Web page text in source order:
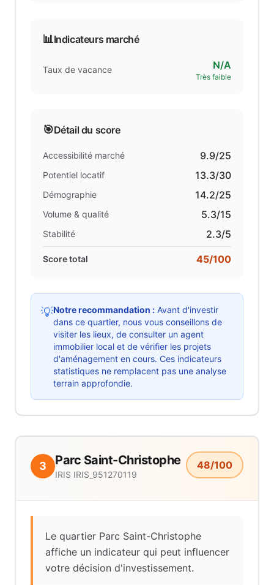
📊Indicateurs marché
Taux de vacance N/A
Très faible
🎯Détail du score
Accessibilité marché 9.9/25
Potentiel locatif 13.3/30
Démographie 14.2/25
Volume & qualité 5.3/15
Stabilité 2.3/5
Score total 45/100
💡Notre recommandation : Avant d'investir
dans ce quartier, nous vous conseillons de
visiter les lieux, de consulter un agent
immobilier local et de vérifier les projets
d'aménagement en cours. Ces indicateurs
statistiques ne remplacent pas une analyse
terrain approfondie.
3 Parc Saint-Christophe
IRIS IRIS_951270119
48/100
Le quartier Parc Saint-Christophe
affiche un indicateur qui peut influencer
votre décision d'investissement.